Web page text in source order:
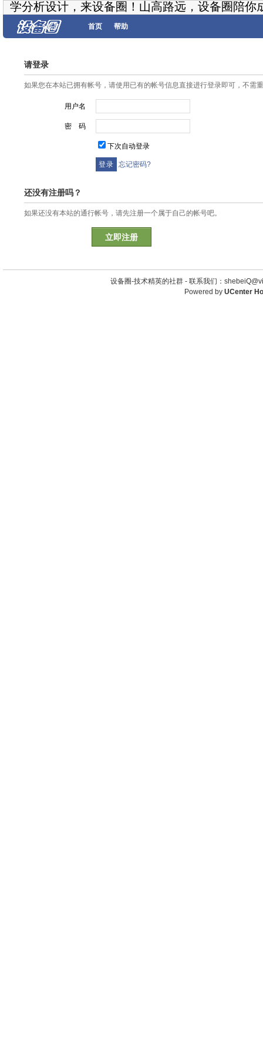
学分析设计，来设备圈！山高路远，设备圈陪你
首页 帮助
请登录
如果您在本站已拥有帐号，请使用已有的帐号信息直接进行登录即可，不需
用户名
密 码
下次自动登录
忘记密码?
还没有注册吗？
如果还没有本站的通行帐号，请先注册一个属于自己的帐号吧。
立即注册
设备圈-技术精英的社群 - 联系我们：
Powered by UCenter